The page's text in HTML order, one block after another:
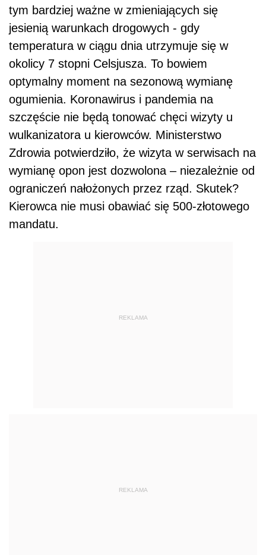
tym bardziej ważne w zmieniających się
jesienią warunkach drogowych - gdy
temperatura w ciągu dnia utrzymuje się w
okolicy 7 stopni Celsjusza. To bowiem
optymalny moment na sezonową wymianę
ogumienia. Koronawirus i pandemia na
szczęście nie będą tonować chęci wizyty u
wulkanizatora u kierowców. Ministerstwo
Zdrowia potwierdziło, że wizyta w serwisach na
wymianę opon jest dozwolona – niezależnie od
ograniczeń nałożonych przez rząd. Skutek?
Kierowca nie musi obawiać się 500-złotowego
mandatu.
REKLAMA
REKLAMA